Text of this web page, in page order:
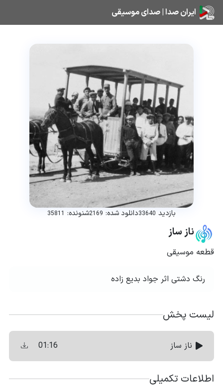
ایران صدا | صدای موسیقی
بازدید 33640دانلود شده: 2169شنونده: 35811
ناز ساز
قطعه موسیقی
رنگ دشتی اثر جواد بدیع ‌زاده
لیست پخش
ناز ساز 01:16
اطلاعات تکمیلی